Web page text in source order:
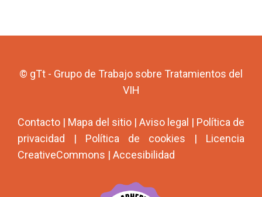
© gTt - Grupo de Trabajo sobre Tratamientos del
VIH
Contacto | Mapa del sitio | Aviso legal | Política de
privacidad | Política de cookies | Licencia
CreativeCommons | Accesibilidad